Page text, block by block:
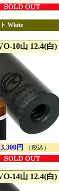
White
10山 12.4(白)
円 （税込）
14山 12.4(白)